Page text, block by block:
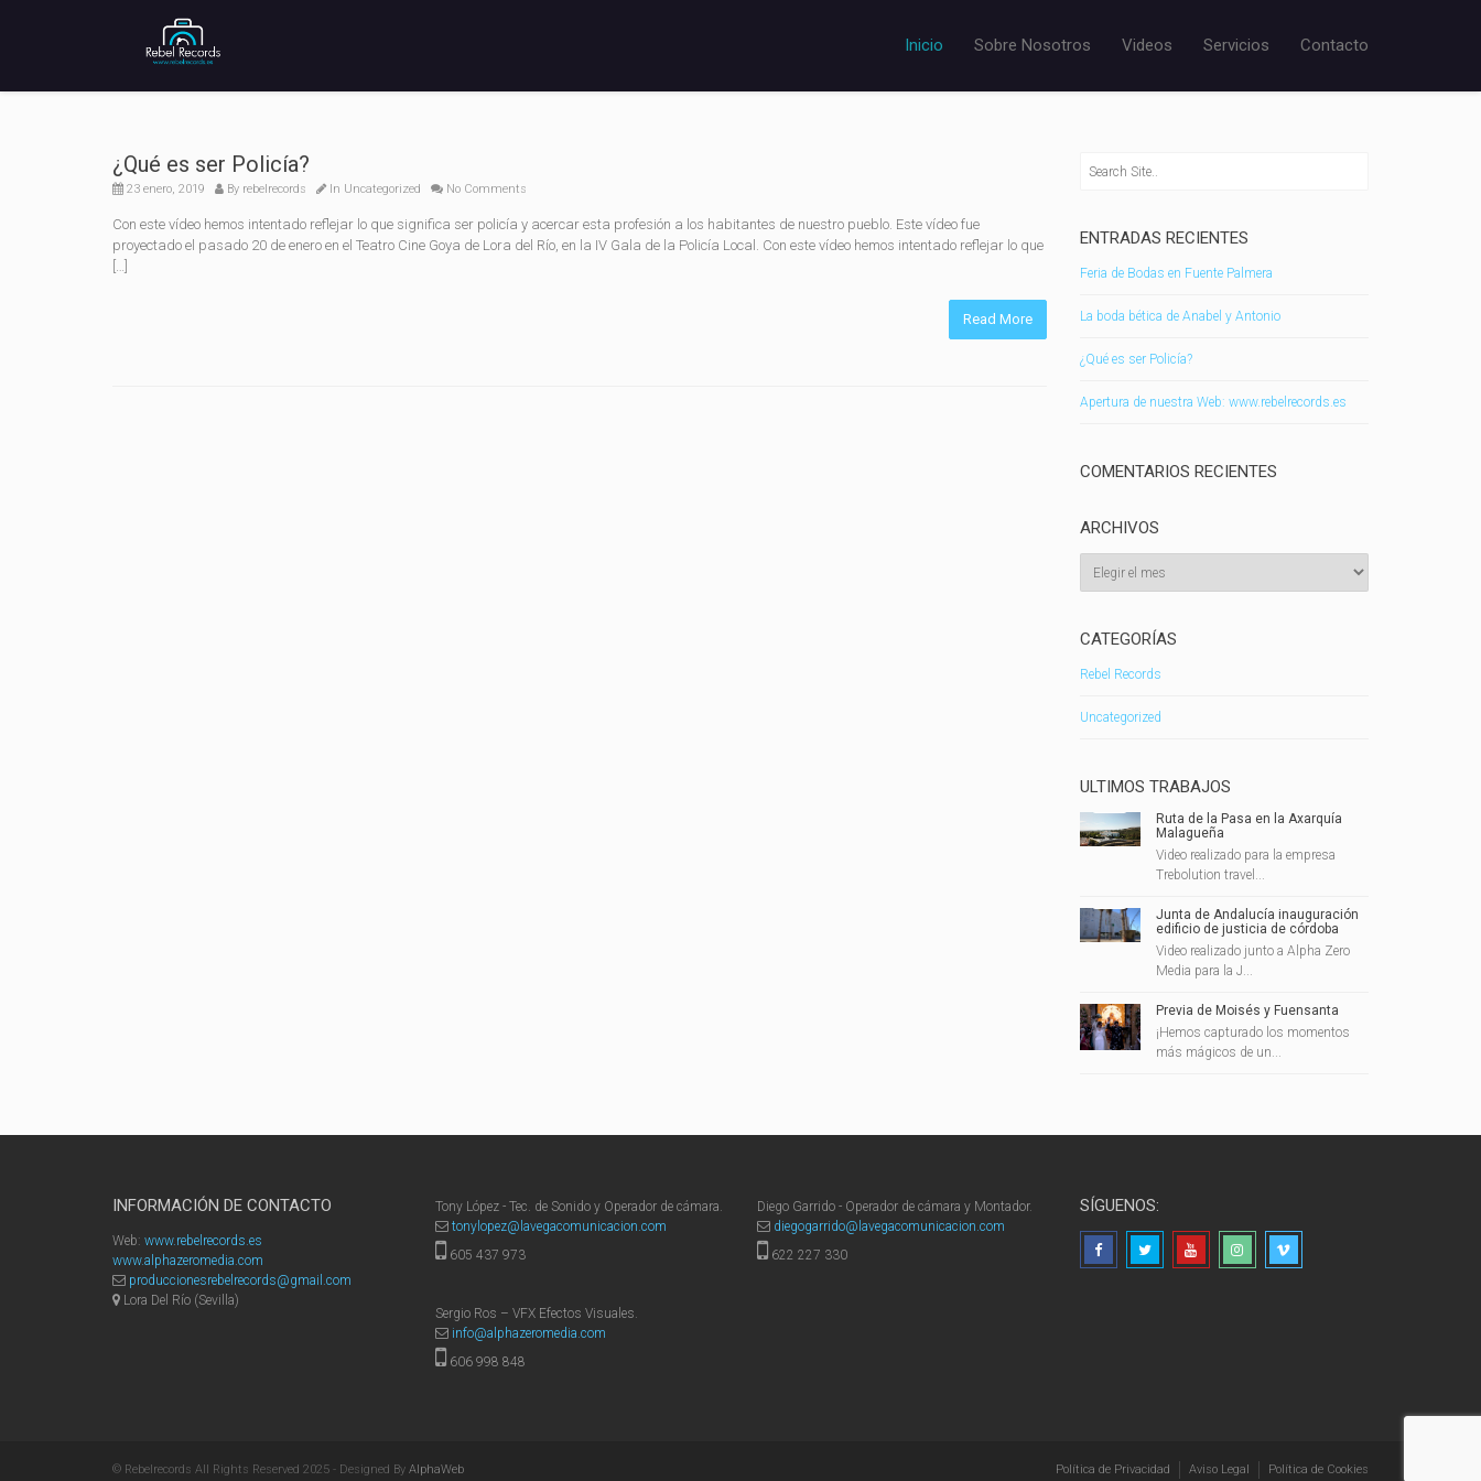
Inicio Sobre Nosotros Videos Servicios Contacto
¿Qué es ser Policía?
23 enero, 2019 By rebelrecords In Uncategorized No Comments
Con este vídeo hemos intentado reflejar lo que significa ser policía y acercar esta profesión a los habitantes de nuestro pueblo. Este vídeo fue
proyectado el pasado 20 de enero en el Teatro Cine Goya de Lora del Río, en la IV Gala de la Policía Local. Con este vídeo hemos intentado reflejar lo que
[…]
Read More
ENTRADAS RECIENTES
Feria de Bodas en Fuente Palmera
La boda bética de Anabel y Antonio
¿Qué es ser Policía?
Apertura de nuestra Web: www.rebelrecords.es
COMENTARIOS RECIENTES
ARCHIVOS
CATEGORÍAS
Rebel Records
Uncategorized
ULTIMOS TRABAJOS
Ruta de la Pasa en la Axarquía
Malagueña
Video realizado para la empresa
Trebolution travel...
Junta de Andalucía inauguración
edificio de justicia de córdoba
Video realizado junto a Alpha Zero
Media para la J...
Previa de Moisés y Fuensanta
¡Hemos capturado los momentos
más mágicos de un...
INFORMACIÓN DE CONTACTO
Web: www.rebelrecords.es
www.alphazeromedia.com
produccionesrebelrecords@gmail.com
Lora Del Río (Sevilla)
Tony López - Tec. de Sonido y Operador de cámara.
tonylopez@lavegacomunicacion.com
605 437 973
Sergio Ros – VFX Efectos Visuales.
info@alphazeromedia.com
606 998 848
Diego Garrido - Operador de cámara y Montador.
diegogarrido@lavegacomunicacion.com
622 227 330
SÍGUENOS:
© Rebelrecords All Rights Reserved 2025 - Designed By AlphaWeb Política de Privacidad Aviso Legal Política de Cookies